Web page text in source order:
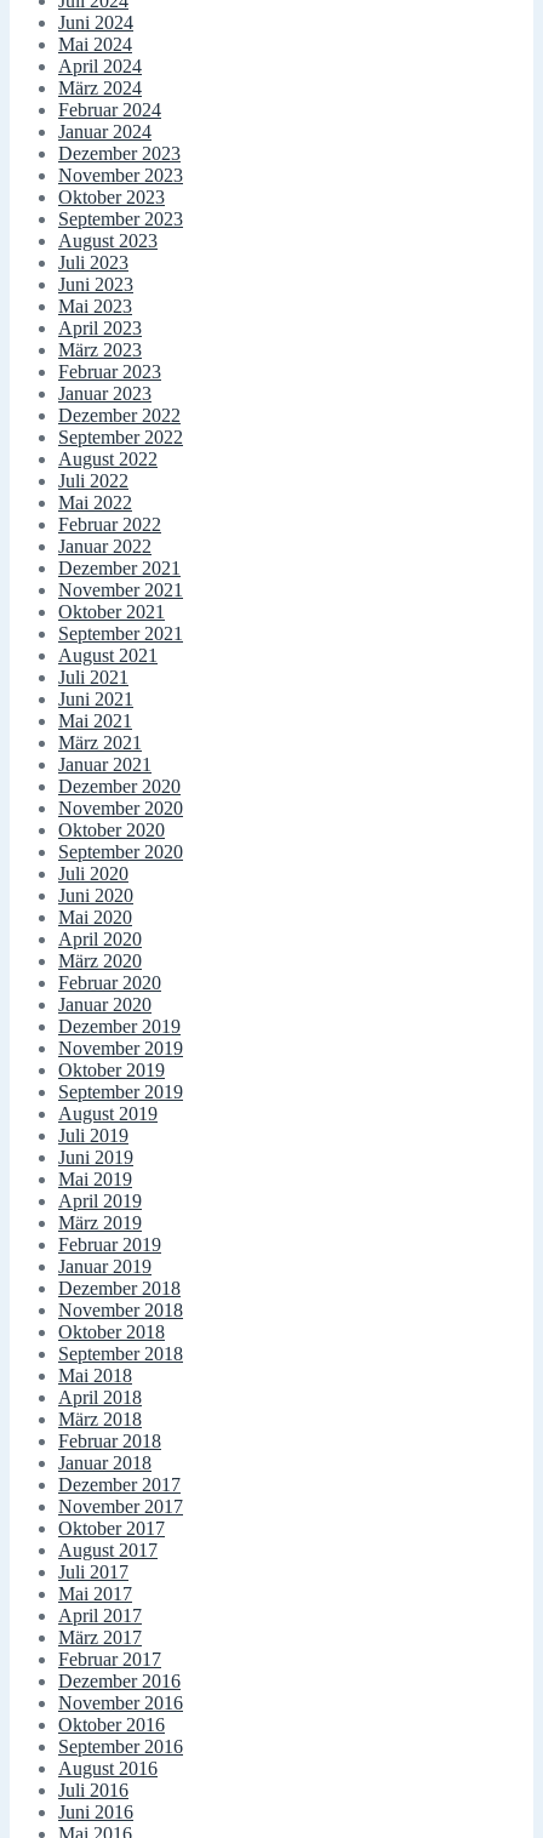
Juni 2024
Mai 2024
April 2024
März 2024
Februar 2024
Januar 2024
Dezember 2023
November 2023
Oktober 2023
September 2023
August 2023
Juli 2023
Juni 2023
Mai 2023
April 2023
März 2023
Februar 2023
Januar 2023
Dezember 2022
September 2022
August 2022
Juli 2022
Mai 2022
Februar 2022
Januar 2022
Dezember 2021
November 2021
Oktober 2021
September 2021
August 2021
Juli 2021
Juni 2021
Mai 2021
März 2021
Januar 2021
Dezember 2020
November 2020
Oktober 2020
September 2020
Juli 2020
Juni 2020
Mai 2020
April 2020
März 2020
Februar 2020
Januar 2020
Dezember 2019
November 2019
Oktober 2019
September 2019
August 2019
Juli 2019
Juni 2019
Mai 2019
April 2019
März 2019
Februar 2019
Januar 2019
Dezember 2018
November 2018
Oktober 2018
September 2018
Mai 2018
April 2018
März 2018
Februar 2018
Januar 2018
Dezember 2017
November 2017
Oktober 2017
August 2017
Juli 2017
Mai 2017
April 2017
März 2017
Februar 2017
Dezember 2016
November 2016
Oktober 2016
September 2016
August 2016
Juli 2016
Juni 2016